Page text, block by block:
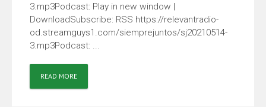
3.mp3Podcast: Play in new window |
DownloadSubscribe: RSS https://relevantradio-
od.streamguys1.com/siemprejuntos/sj20210514-
3.mp3Podcast: ...
READ MORE